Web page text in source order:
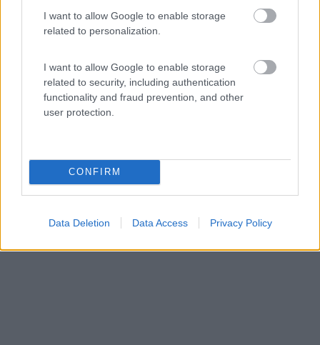
I want to allow Google to enable storage
related to personalization.
I want to allow Google to enable storage
related to security, including authentication
functionality and fraud prevention, and other
user protection.
CONFIRM
Data Deletion Data Access Privacy Policy
A circa 3 km da Mestre, struttura con bungalow e
piazzole...